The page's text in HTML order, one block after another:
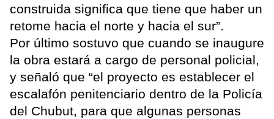
construida significa que tiene que haber un
retome hacia el norte y hacia el sur”.
Por último sostuvo que cuando se inaugure
la obra estará a cargo de personal policial,
y señaló que “el proyecto es establecer el
escalafón penitenciario dentro de la Policía
del Chubut, para que algunas personas